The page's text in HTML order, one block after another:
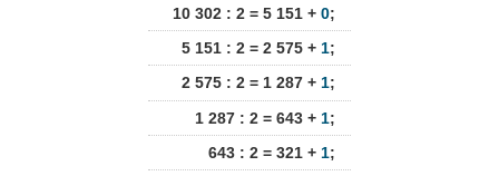
10 302 : 2 = 5 151 + 0;
5 151 : 2 = 2 575 + 1;
2 575 : 2 = 1 287 + 1;
1 287 : 2 = 643 + 1;
643 : 2 = 321 + 1;